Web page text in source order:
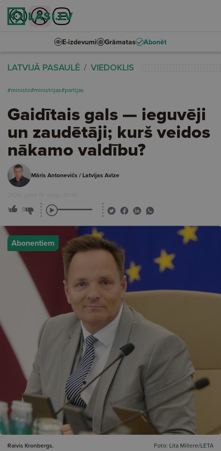
E-izdevumi Grāmatas Abonēt
LATVIJĀ PASAULĒ VIEDOKLIS
#ministri#ministrijas#partijas
Gaidītais gals — ieguvēji
un zaudētāji; kurš veidos
nākamo valdību?
Māris Antonevičs / Latvijas Avīze
2026. gada 15. maijs, 07:46
1 0
Abonentiem
Raivis Kronbergs. Foto: Lita Millere/LETA